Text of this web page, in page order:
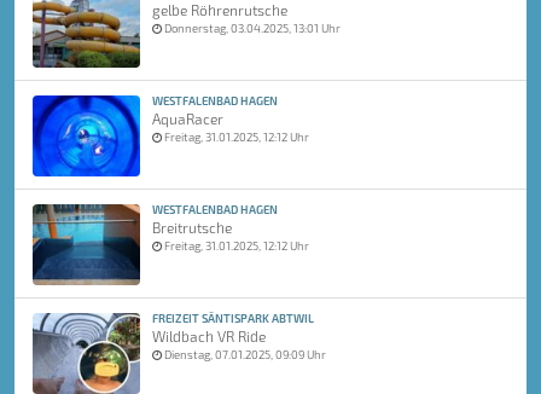
gelbe Röhrenrutsche
Donnerstag, 03.04.2025, 13:01 Uhr
WESTFALENBAD HAGEN
AquaRacer
Freitag, 31.01.2025, 12:12 Uhr
WESTFALENBAD HAGEN
Breitrutsche
Freitag, 31.01.2025, 12:12 Uhr
FREIZEIT SÄNTISPARK ABTWIL
Wildbach VR Ride
Dienstag, 07.01.2025, 09:09 Uhr